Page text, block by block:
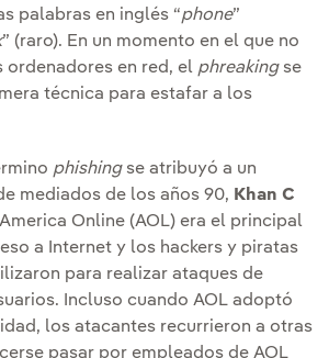
palabras en inglés “phone”
” (raro). En un momento en el que no
ordenadores en red, el phreakingse
técnica para estafar a los
phishingse atribuyó a un
mediados de los años 90, Khan C
Online (AOL) era el principal
a Internet y los hackers y piratas
para realizar ataques de
Incluso cuando AOL adoptó
los atacantes recurrieron a otras
pasar por empleados de AOL